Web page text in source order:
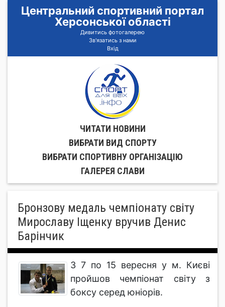
Центральний спортивний портал
Херсонської області
Дивитись фотогалерею
Зв'язатись з нами
Вхід
ЧИТАТИ НОВИНИ
ВИБРАТИ ВИД СПОРТУ
ВИБРАТИ СПОРТИВНУ ОРГАНIЗАЦIЮ
ГАЛЕРЕЯ СЛАВИ
Бронзову медаль чемпіонату світу
Мирославу Іщенку вручив Денис
Барінчик
З 7 по 15 вересня у м. Києві
пройшов чемпіонат світу з
боксу серед юніорів.